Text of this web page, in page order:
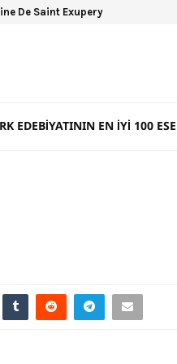
De Saint Exupery
EDEBIYATININ EN İYI 100